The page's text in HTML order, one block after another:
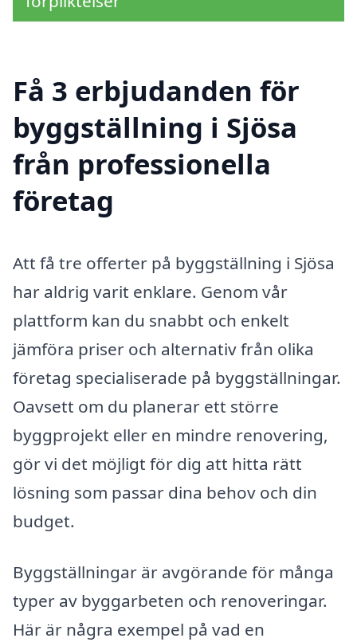
Få 3 erbjudanden för
byggställning i Sjösa
från professionella
företag
Att få tre offerter på byggställning i Sjösa
har aldrig varit enklare. Genom vår
plattform kan du snabbt och enkelt
jämföra priser och alternativ från olika
företag specialiserade på byggställningar.
Oavsett om du planerar ett större
byggprojekt eller en mindre renovering,
gör vi det möjligt för dig att hitta rätt
lösning som passar dina behov och din
budget.
Byggställningar är avgörande för många
typer av byggarbeten och renoveringar.
Här är några exempel på vad en